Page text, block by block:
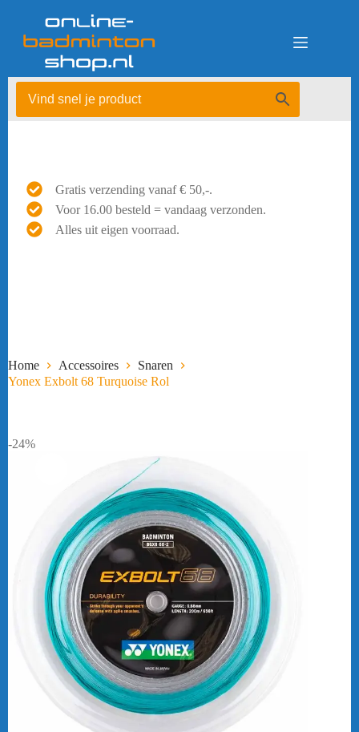
Gratis verzending vanaf € 50,-.
Voor 16.00 besteld = vandaag verzonden.
Alles uit eigen voorraad.
Home Accessoires
Snaren
Yonex Exbolt 68 Turquoise Rol
-24%